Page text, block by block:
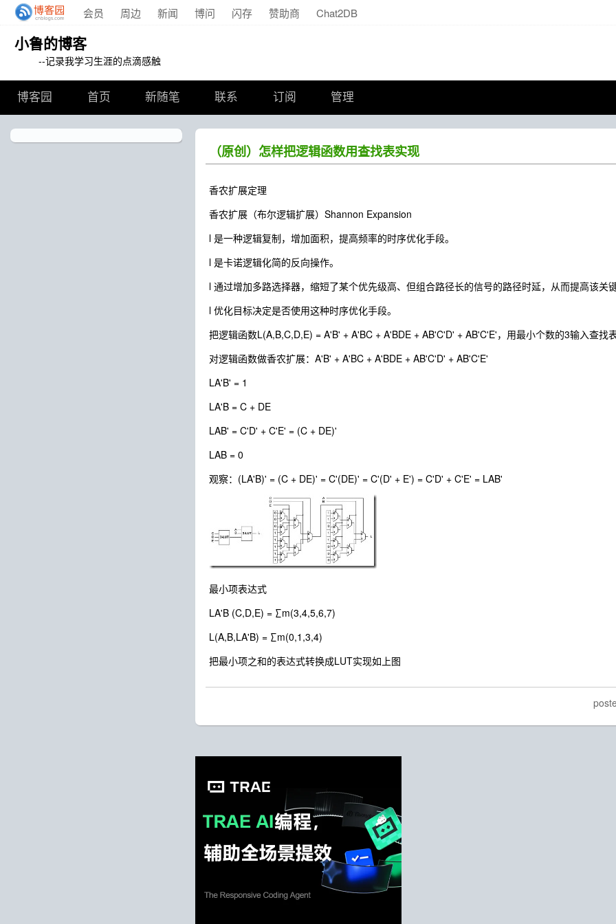
会员 周边 新闻 博问 闪存 赞助商 Chat2DB
小鲁的博客
--记录我学习生涯的点滴感触
博客园 首页 新随笔 联系 订阅 管理
（原创）怎样把逻辑函数用查找表实现
香农扩展定理
香农扩展（布尔逻辑扩展）Shannon Expansion
l 是一种逻辑复制，增加面积，提高频率的时序优化手段。
l 是卡诺逻辑化简的反向操作。
l 通过增加多路选择器，缩短了某个优先级高、但组合路径长的信号的路径时延，从而提高该关
l 优化目标决定是否使用这种时序优化手段。
把逻辑函数L(A,B,C,D,E) = A'B' + A'BC + A'BDE + AB'C'D' + AB'C'E'，用最小个数的3输入查找表
对逻辑函数做香农扩展：A'B' + A'BC + A'BDE + AB'C'D' + AB'C'E'
LA'B' = 1
LA'B = C + DE
LAB' = C'D' + C'E' = (C + DE)'
LAB = 0
观察：(LA'B)' = (C + DE)' = C'(DE)' = C'(D' + E') = C'D' + C'E' = LAB'
最小项表达式
LA'B (C,D,E) = ∑m(3,4,5,6,7)
L(A,B,LA'B) = ∑m(0,1,3,4)
把最小项之和的表达式转换成LUT实现如上图